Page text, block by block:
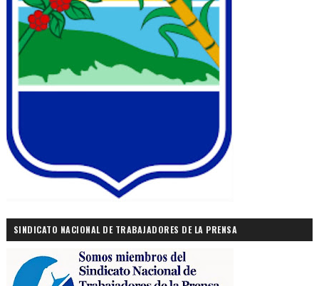
SINDICATO NACIONAL DE TRABAJADORES DE LA PRENSA